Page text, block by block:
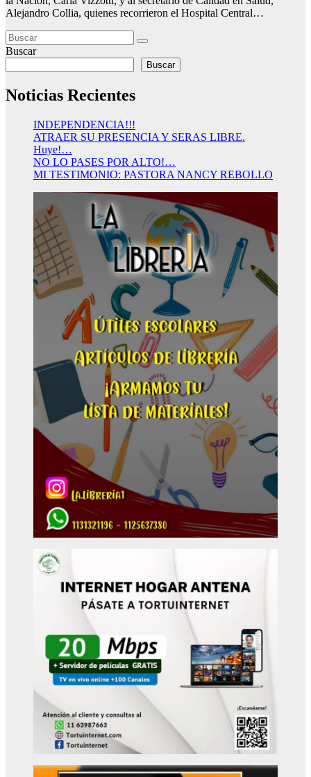
Alejandro Collia, quienes recorrieron el Hospital Central…
Buscar
Buscar
Noticias Recientes
INDEPENDENCIA!!!
ATRAER SU PRESENCIA Y SERAS LIBRE.
Huye!…
NO LO PASES POR ALTO!…
MI TESTIMONIO: PASTORA NANCY REBOLLO